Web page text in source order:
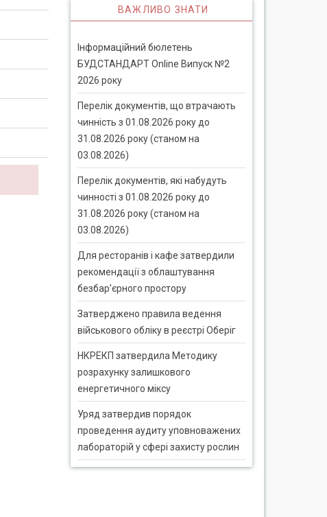
ВАЖЛИВО ЗНАТИ
Інформаційний бюлетень
БУДСТАНДАРТ Online Випуск №2
2026 року
Перелік документів, що втрачають
чинність з 01.08.2026 року до
31.08.2026 року (станом на
03.08.2026)
Перелік документів, які набудуть
чинності з 01.08.2026 року до
31.08.2026 року (станом на
03.08.2026)
Для ресторанів і кафе затвердили
рекомендації з облаштування
безбар'єрного простору
Затверджено правила ведення
військового обліку в реєстрі Оберіг
НКРЕКП затвердила Методику
розрахунку залишкового
енергетичного міксу
Уряд затвердив порядок
проведення аудиту уповноважених
лабораторій у сфері захисту рослин